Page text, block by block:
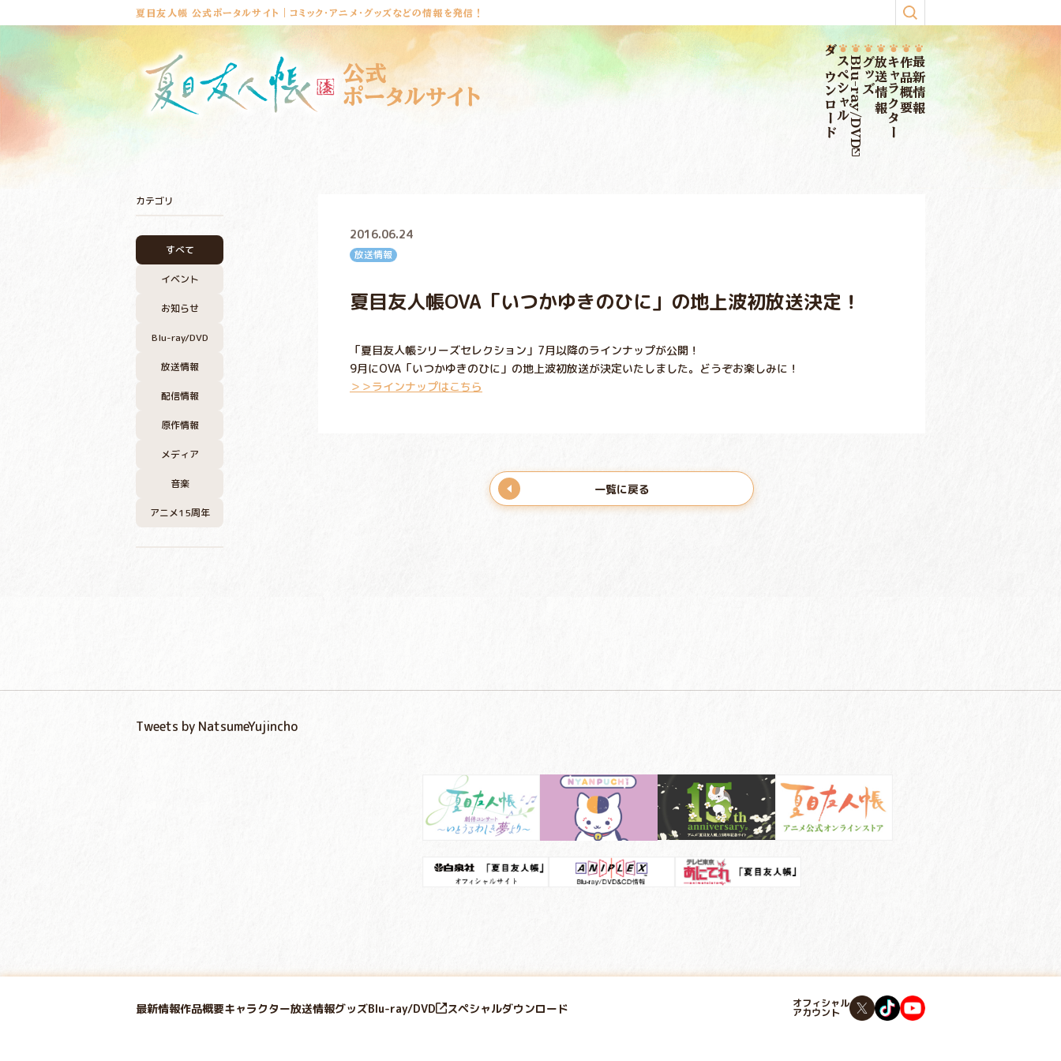
夏目友人帳 公式ポータルサイト｜コミック・アニメ・グッズなどの情報を発信！
公式
ポータルサイト
ダウンロードスペシャルBlu-ray/DVDグッズ放送情報キャラクター作品概要最新情報
カテゴリ
すべて
イベント
お知らせ
Blu-ray/DVD
放送情報
配信情報
原作情報
メディア
音楽
アニメ15周年
2016.06.24
放送情報
夏目友人帳OVA「いつかゆきのひに」の地上波初放送決定！
「夏目友人帳シリーズセレクション」7月以降のラインナップが公開！
9月にOVA「いつかゆきのひに」の地上波初放送が決定いたしました。どうぞお楽しみに！
＞＞ラインナップはこちら
一覧に戻る
Tweets by NatsumeYujincho
最新情報作品概要キャラクター放送情報グッズBlu-ray/DVD スペシャルダウンロード オフィシャル
アカウント